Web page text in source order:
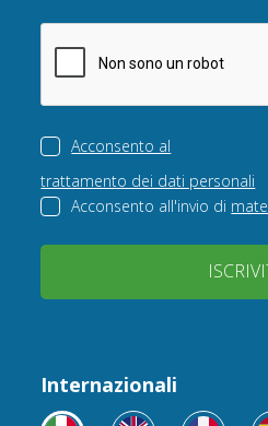
Acconsento al
trattamento dei dati personali
Acconsento all'invio di
Internazionali